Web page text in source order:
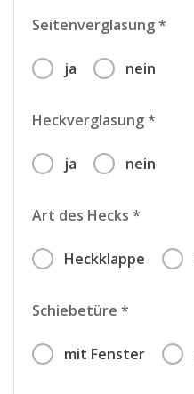
Seitenverglasung *
ja nein
Heckverglasung *
ja nein
Art des Hecks *
Heckklappe
Schiebetüre *
mit Fenster